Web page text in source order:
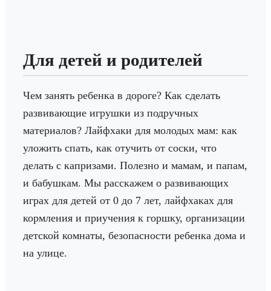
Для детей и родителей
Чем занять ребенка в дороге? Как сделать
развивающие игрушки из подручных
материалов? Лайфхаки для молодых мам: как
уложить спать, как отучить от соски, что
делать с капризами. Полезно и мамам, и папам,
и бабушкам. Мы расскажем о развивающих
играх для детей от 0 до 7 лет, лайфхаках для
кормления и приучения к горшку, организации
детской комнаты, безопасности ребенка дома и
на улице.